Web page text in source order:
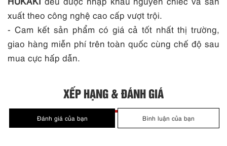
xuất theo công nghệ cao cấp vượt trội.
- Cam kết sản phẩm có giá cả tốt nhất thị trường,
giao hàng miễn phí trên toàn quốc cùng chế độ sau
mua cực hấp dẫn.
XẾP HẠNG & ĐÁNH GIÁ